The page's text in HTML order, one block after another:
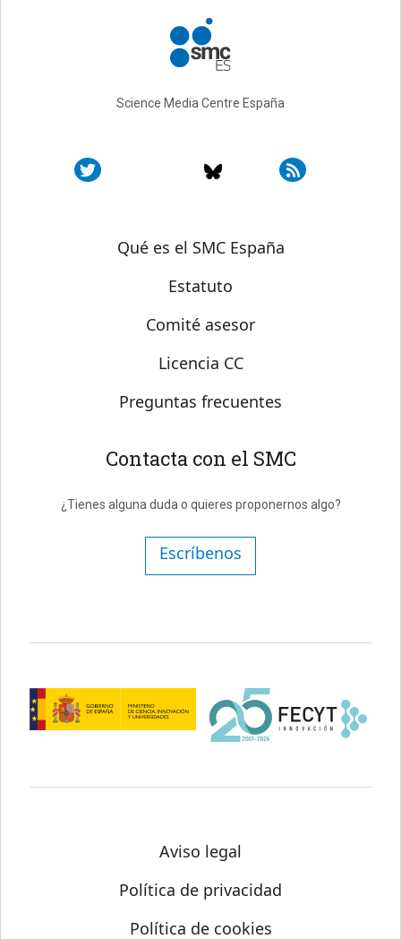
Science Media Centre España
Sobre SMC España
Qué es el SMC España
Estatuto
Comité asesor
Licencia CC
Preguntas frecuentes
Contacta con el SMC
¿Tienes alguna duda o quieres proponernos algo?
Escríbenos
Aviso legal
Política de privacidad
Política de cookies